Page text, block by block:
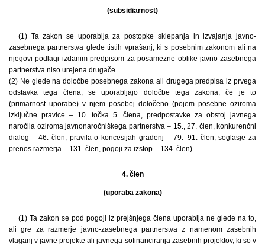
(subsidiarnost)
(1) Ta zakon se uporablja za postopke sklepanja in izvajanja javno-
zasebnega partnerstva glede tistih vprašanj, ki s posebnim zakonom ali na
njegovi podlagi izdanim predpisom za posamezne oblike javno-zasebnega
partnerstva niso urejena drugače.
(2) Ne glede na določbe posebnega zakona ali drugega predpisa iz prvega
odstavka tega člena, se uporabljajo določbe tega zakona, če je to
(primarnost uporabe) v njem posebej določeno (pojem posebne oziroma
izključne pravice – 10. točka 5. člena, predpostavke za obstoj javnega
naročila oziroma javnonaročniškega partnerstva – 15., 27. člen, konkurenčni
dialog – 46. člen, pravila o koncesijah gradenj – 79.–91. člen, soglasje za
prenos razmerja – 131. člen, pogoji za izstop – 134. člen).
4. člen
(uporaba zakona)
(1) Ta zakon se pod pogoji iz prejšnjega člena uporablja ne glede na to,
ali gre za razmerje javno-zasebnega partnerstva z namenom zasebnih
vlaganj v javne projekte ali javnega sofinanciranja zasebnih projektov, ki so v